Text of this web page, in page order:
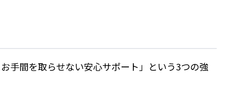
手間を取らせない安心サポート」という3つの強